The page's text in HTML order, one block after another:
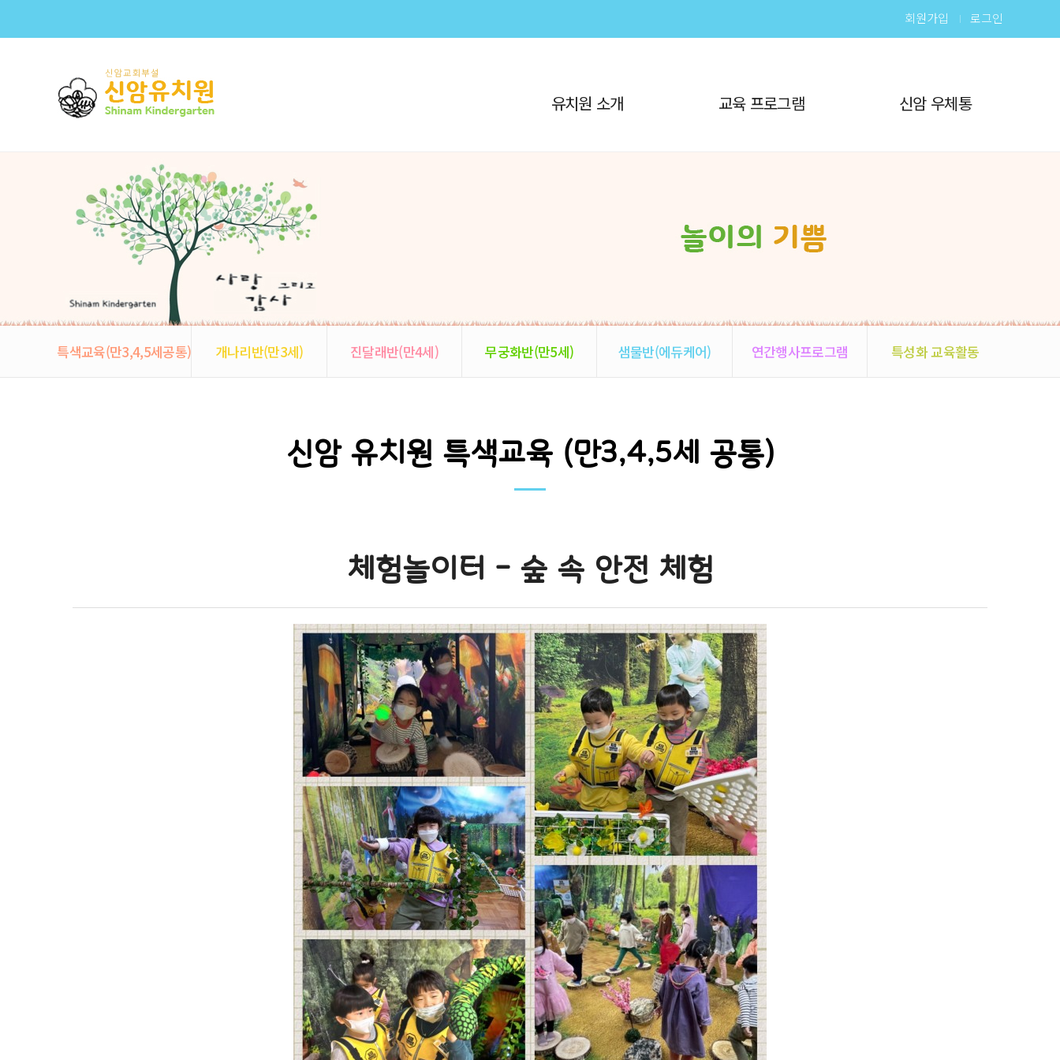
회원가입 로그인
유치원 소개 교육 프로그램 신암 우체통
특색교육(만3,4,5세공통) 개나리반(만3세) 진달래반(만4세) 무궁화반(만5세) 샘물반(에듀케어) 연간행사프로그램 특성화 교육활동
신암 유치원 특색교육 (만3,4,5세 공통)
체험놀이터 - 숲 속 안전 체험